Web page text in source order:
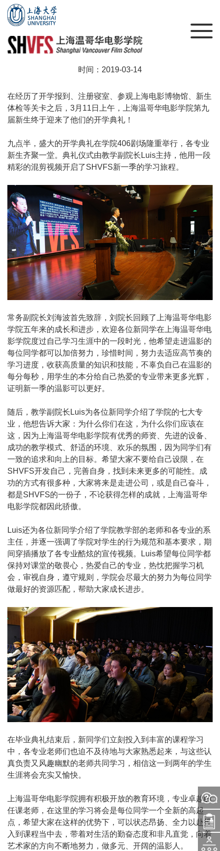
问
题
入
2019春季开学季，温影追梦正当时！
时间：2019-03-14
在经历了开学报到、注册寝室、参观上海电影博物馆、新生
体检等关卡之后，3月11日上午，上海温哥华电影学院第九
届新生终于迎来了他们的开学典礼！
九点半，盛大的开学典礼在学院406剧场隆重举行，各专业
新生齐聚一堂。典礼仪式由教学副院长Luis主持，他用一段
精彩的混剪视频开启了SHVFS新一季的学习旅程。
常务副院长刘海波首先致辞，刘院长回顾了上海温哥华电影
学院五年来的成长和进步，欢迎各位新同学在上海温哥华电
影学院度过自己学习生涯中的一段时光，他希望走进温影的
每位同学都可以加倍努力，珍惜时间，努力去适应高节奏的
学习进度，收获高质量的知识和技能，不辜负自己在温影的
每分每秒，用学生的本分给自己热爱的专业带来更多光辉，
证明新一季的温影可以更好。
随后，教学副院长Luis为各位新同学介绍了学院的七大专
业，他想告诉大家：为什么你们在这，为什么你们应该在
这，因为上海温哥华电影学院有优秀的师资、先进的设备、
成功的教学模式、舒适的环境、欢乐的氛围，因为同学们有
一致的追求和向上的目标。希望大家不要给自己设限，在
SHVFS开发自己，完善自身，找到未来更多的可能性。成
功的方式有很多种，大家将来是走进公司，或是自己奋斗，
都是SHVFS的一份子，不论获得怎样的成就，上海温哥华
电影学院都因此骄傲。
Luis还为各位新同学介绍了学院教学部的老师和各专业的系
主任，并逐一强调了学院对学生的行为规范和基本要求，期
间穿插播放了各专业酷炫的宣传视频。Luis希望每位同学都
保持对课堂的敬畏心，热爱自己的专业，热忱把握学习机
会，审视自身，遵守规则，学院会尽最大的努力为每位同学
做最好的资源匹配，帮助大家成长进步。
在毕业典礼结束后，新同学们立刻投入到丰富的课程学习
中，各专业老师们也迫不及待地与大家熟悉起来，与这些认
真负责又风趣幽默的老师共同学习，相信这一到两年的学生
生涯将会充实又愉快。
上海温哥华电影学院拥有积极开放的教育环境，专业卓越的
任课老师，在这里的学习将会是每位同学一个全新的高起
点，希望大家在这样的优势下，可以状态昂扬、全力以赴投
入到课程当中去，带着对生活的勤奋态度和非凡直觉，向着
艺术家的方向不断地努力，做多元、开阔的温影人。